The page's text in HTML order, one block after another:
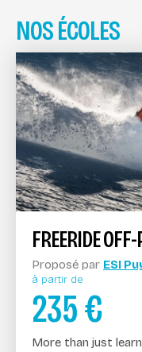
NOS ÉCOLES
FREERIDE
Proposé par ESI
à partir de
235€
More than just